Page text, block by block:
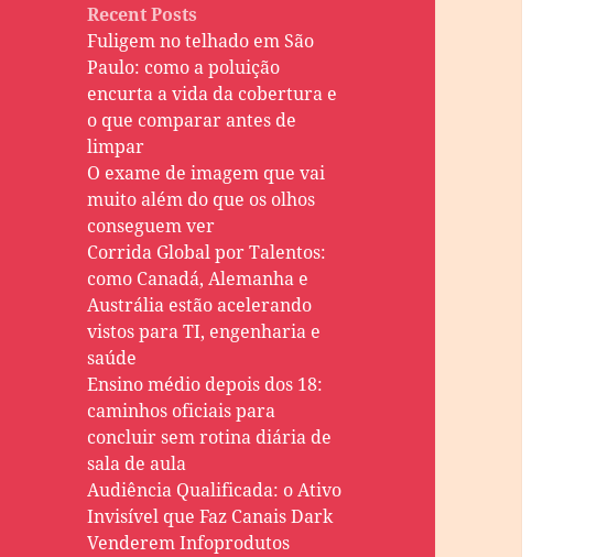
Recent Posts
Fuligem no telhado em São
Paulo: como a poluição
encurta a vida da cobertura e
o que comparar antes de
limpar
O exame de imagem que vai
muito além do que os olhos
conseguem ver
Corrida Global por Talentos:
como Canadá, Alemanha e
Austrália estão acelerando
vistos para TI, engenharia e
saúde
Ensino médio depois dos 18:
caminhos oficiais para
concluir sem rotina diária de
sala de aula
Audiência Qualificada: o Ativo
Invisível que Faz Canais Dark
Venderem Infoprodutos